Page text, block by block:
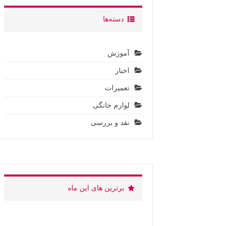
دسته‌ها
آموزش
اخبار
تعمیرات
لوارم خانگی
نقد و بررسی
برترین های این ماه